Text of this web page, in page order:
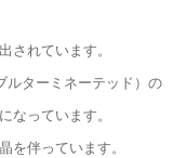
されています。
ルターミネーテッド）の
なっています。
を伴っています。